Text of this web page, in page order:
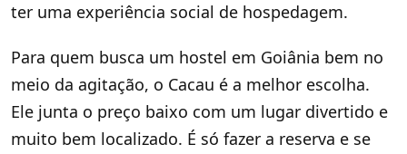
ter uma experiência social de hospedagem.
Para quem busca um hostel em Goiânia bem no
meio da agitação, o Cacau é a melhor escolha.
Ele junta o preço baixo com um lugar divertido e
muito bem localizado. É só fazer a reserva e se